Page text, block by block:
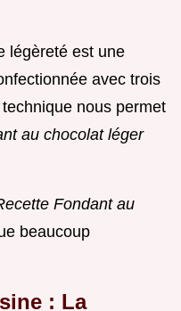
légèreté est une
avec trois
nous permet
au chocolat léger
Fondant au
beaucoup
: La